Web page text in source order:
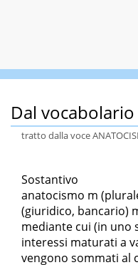
Dal
tratto dalla voce
Sostantivo
anatocismo m
(giuridico, bancario)
mediante cui (in uno
interessi maturati a
vengono sommati al